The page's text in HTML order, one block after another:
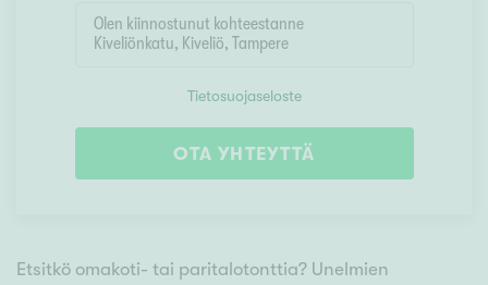
Tietosuojaseloste
OTA YHTEYTTÄ
Etsitkö omakoti- tai paritalotonttia? Unelmien